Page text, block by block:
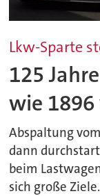
Lkw-Sparte
125
wie
Abspaltung
dann
beim
sich große Ziele.